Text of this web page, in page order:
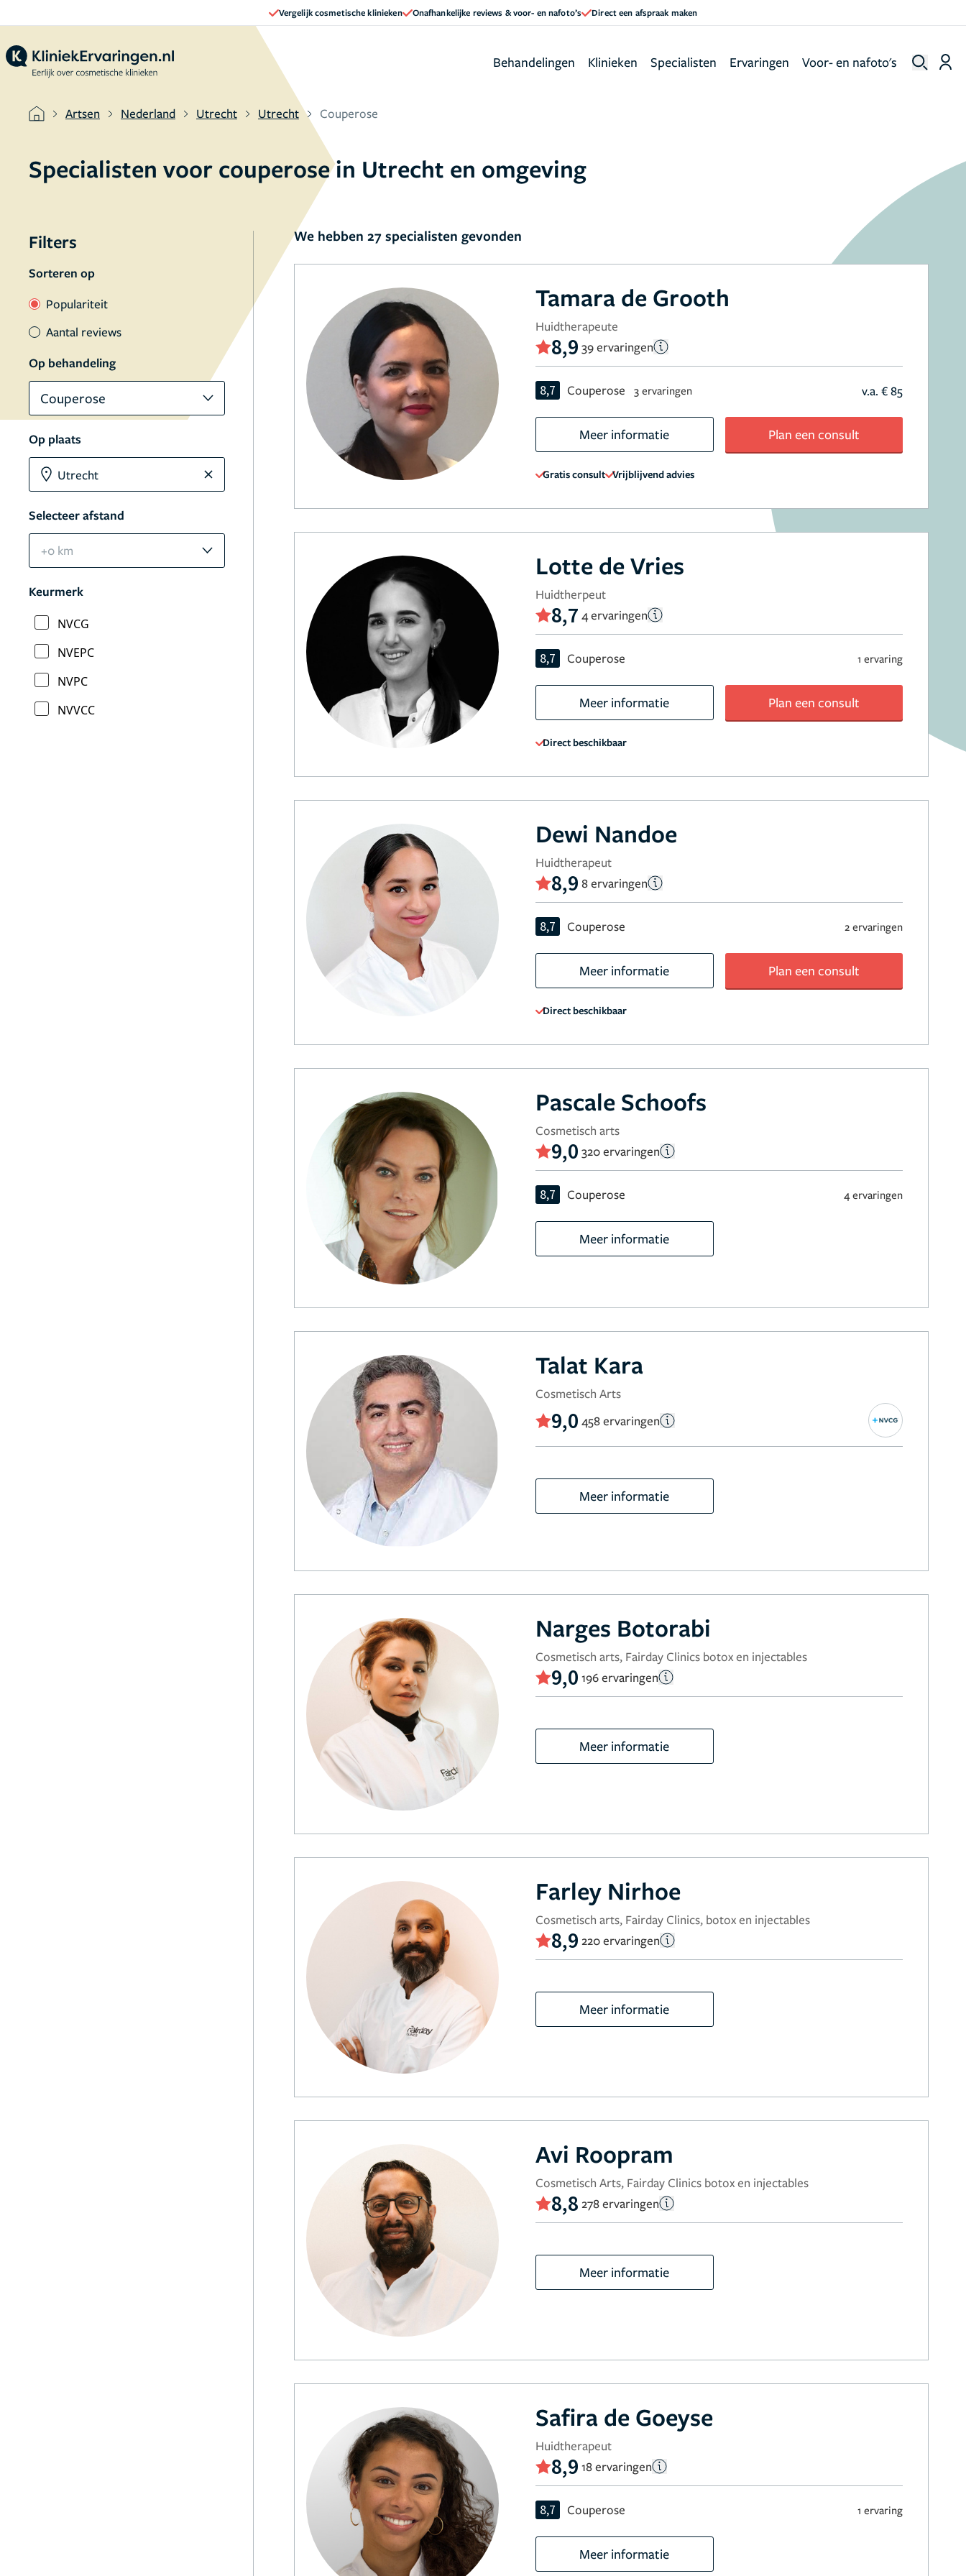
Vergelijk cosmetische klinieken Onafhankelijke reviews & voor- en nafoto’s Direct een afspraak maken
Behandelingen Klinieken Specialisten Ervaringen Voor- en nafoto's
Artsen Nederland Utrecht Utrecht Couperose
Specialisten voor couperose in Utrecht en omgeving
Filters
Sorteren op
Populariteit
Aantal reviews
Op behandeling
Couperose
Op plaats
Selecteer afstand
+0 km
Keurmerk
NVCG
NVEPC
NVPC
NVVCC
We hebben 27 specialisten gevonden
Tamara de Grooth
Huidtherapeute
8,9 39 ervaringen
8,7 Couperose 3 ervaringen v.a. € 85
Meer informatie Plan een consult
Gratis consult Vrijblijvend advies
Lotte de Vries
Huidtherpeut
8,7 4 ervaringen
8,7 Couperose 1 ervaring
Meer informatie Plan een consult
Direct beschikbaar
Dewi Nandoe
Huidtherapeut
8,9 8 ervaringen
8,7 Couperose 2 ervaringen
Meer informatie Plan een consult
Direct beschikbaar
Pascale Schoofs
Cosmetisch arts
9,0 320 ervaringen
8,7 Couperose 4 ervaringen
Meer informatie
Talat Kara
Cosmetisch Arts
9,0 458 ervaringen
Meer informatie
Narges Botorabi
Cosmetisch arts, Fairday Clinics botox en injectables
9,0 196 ervaringen
Meer informatie
Farley Nirhoe
Cosmetisch arts, Fairday Clinics, botox en injectables
8,9 220 ervaringen
Meer informatie
Avi Roopram
Cosmetisch Arts, Fairday Clinics botox en injectables
8,8 278 ervaringen
Meer informatie
Safira de Goeyse
Huidtherapeut
8,9 18 ervaringen
8,7 Couperose 1 ervaring
Meer informatie